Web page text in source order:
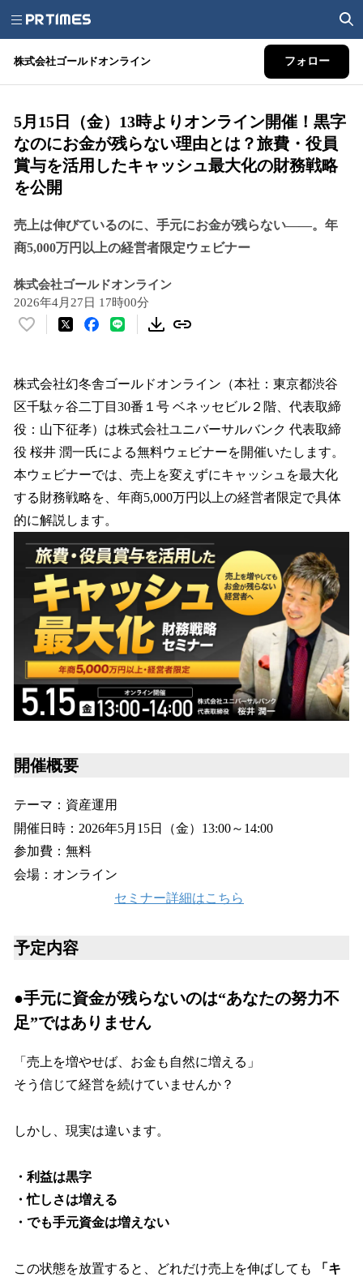
株式会社ゴールドオンライン フォロー
5月15日（金）13時よりオンライン開催！黒字
なのにお金が残らない理由とは？旅費・役員
賞与を活用したキャッシュ最大化の財務戦略
を公開
売上は伸びているのに、手元にお金が残らない――。年
商5,000万円以上の経営者限定ウェビナー
株式会社ゴールドオンライン
2026年4月27日 17時00分
い
！
数
を
読
み
込
み
中
で
す
株式会社幻冬舎ゴールドオンライン（本社：東京都渋谷
区千駄ヶ谷二丁目30番１号 ベネッセビル２階、代表取締
役：山下征孝）は株式会社ユニバーサルバンク 代表取締
役 桜井 潤一氏による無料ウェビナーを開催いたします。
本ウェビナーでは、売上を変えずにキャッシュを最大化
する財務戦略を、年商5,000万円以上の経営者限定で具体
的に解説します。
開催概要
テーマ：資産運用
開催日時：2026年5月15日（金）13:00～14:00
参加費：無料
会場：オンライン
セミナー詳細はこちら
予定内容
●手元に資金が残らないのは“あなたの努力不
足”ではありません
「売上を増やせば、お金も自然に増える」
そう信じて経営を続けていませんか？
しかし、現実は違います。
・利益は黒字
・忙しさは増える
・でも手元資金は増えない
この状態を放置すると、どれだけ売上を伸ばしても
「キ